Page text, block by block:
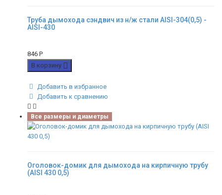
Труба дымохода сэндвич из н/ж стали AISI-304(0,5) -
AISI-430
846 Р
В корзину
Добавить в избранное
Добавить к сравнению
Все размеры и диаметры
Оголовок-домик для дымохода на кирпичную трубу
(AISI 430 0,5)